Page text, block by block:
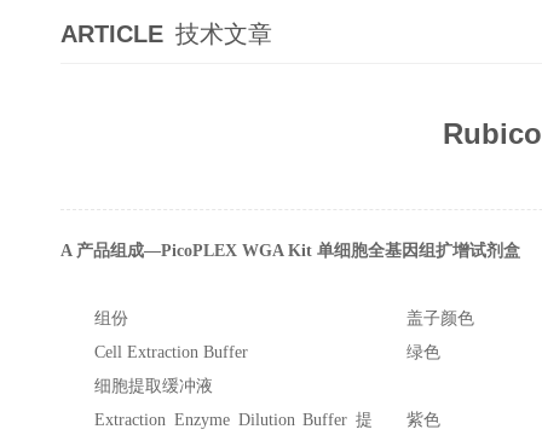
ARTICLE 技术文章
A 产品组成—PicoPLEX WGA Kit 单细胞全基因组扩增试剂盒
组份
盖子颜色
Cell Extraction Buffer
细胞提取缓冲液
绿色
Extraction Enzyme Dilution Buffer 提
紫色